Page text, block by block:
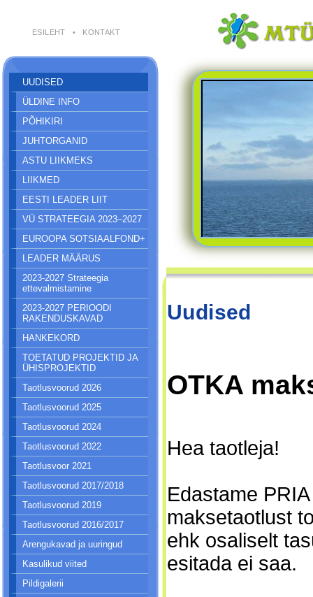
ESILEHT • KONTAKT
UUDISED
ÜLDINE INFO
PÕHIKIRI
JUHTORGANID
ASTU LIIKMEKS
LIIKMED
EESTI LEADER LIIT
VÜ STRATEEGIA 2023–2027
EUROOPA SOTSIAALFOND+
LEADER MÄÄRUS
2023-2027 Strateegia
ettevalmistamine
2023-2027 PERIOODI
RAKENDUSKAVAD
HANKEKORD
TOETATUD PROJEKTID JA
ÜHISPROJEKTID
Taotlusvoorud 2026
Taotlusvoorud 2025
Taotlusvoorud 2024
Taotlusvoorud 2022
Taotlusvoor 2021
Taotlusvoorud 2017/2018
Taotlusvoorud 2019
Taotlusvoorud 2016/2017
Arengukavad ja uuringud
Kasulikud viited
Pildigalerii
Uudised
OTKA
Hea taotleja!
Edastame
maksetaotlust
ehk osaliselt
esitada ei saa.